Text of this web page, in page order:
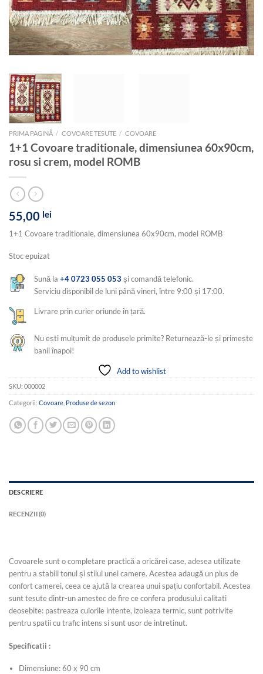
PRIMA PAGINĂ / COVOARE TESUTE / COVOARE
1+1 Covoare traditionale, dimensiunea 60x90cm,
rosu si crem, model ROMB
55,00 lei
1+1 Covoare traditionale, dimensiunea 60x90cm, model ROMB
Stoc epuizat
Sună la+4 0723 055 053 și comandă telefonic.
Serviciu disponibil de luni până vineri, între 9:00 și 17:00.
Livrare prin curier oriunde în țară.
Nu ești mulțumit de produsele primite? Returnează-le și primește
banii înapoi!
Add to wishlist
SKU: 000002
Categorii: Covoare Produse de sezon
DESCRIERE
RECENZII (0)
Covoarele sunt o completare practică a oricărei case, adesea utilizate
pentru a stabili tonul și stilul unei camere. Acestea adaugă un plus de
confort camerei, ceea ce ajută la crearea unui spațiu confortabil. Acestea
sunt tesute dintr-un amestec de fire ce confera produsului calitati
deosebite: pastreaza culorile intente, izoleaza termic, sunt potrivite
pentru spatii cu trafic intens si sunt usor de intretinut.
Specificatii :
Dimensiune: 60 x 90 cm